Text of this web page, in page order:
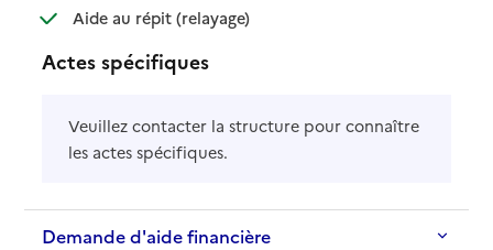
Aide au répit (relayage): disponible
: non disponible
Actes spécifiques
Veuillez contacter la structure pour connaître
les actes spécifiques.
Demande d'aide financière